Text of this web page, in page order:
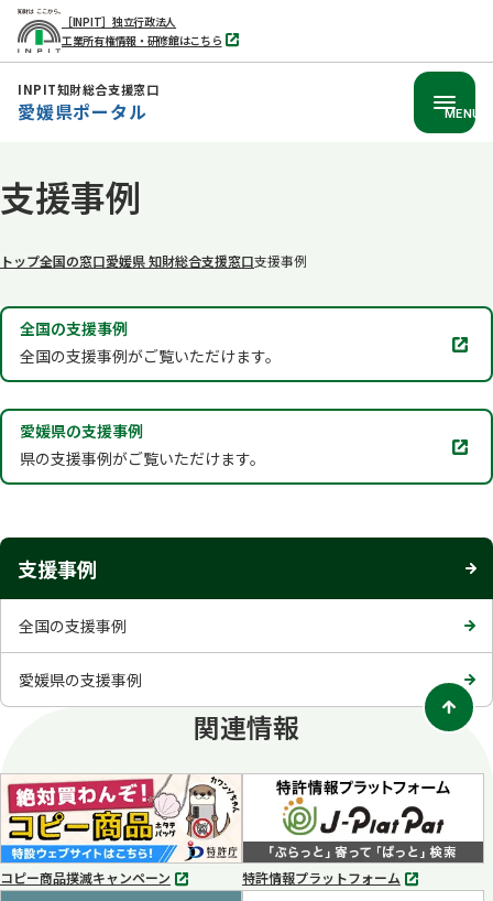
文
へ
［INPIT］独立行政法人
工業所有権情報・研修館はこちら
別
タ
INPIT知財総合支援窓口
愛媛県ポータル MENU
支援事例
トップ全国の窓口愛媛県 知財総合支援窓口支援事例
全国の支援事例
全国の支援事例がご覧いただけます。
別
開
愛媛県の支援事例
県の支援事例がご覧いただけます。
別
支援事例
全国の支援事例
愛媛県の支援事例
関連情報
コピー商品撲滅キャンペーン
別
特許情報プラットフォーム
別